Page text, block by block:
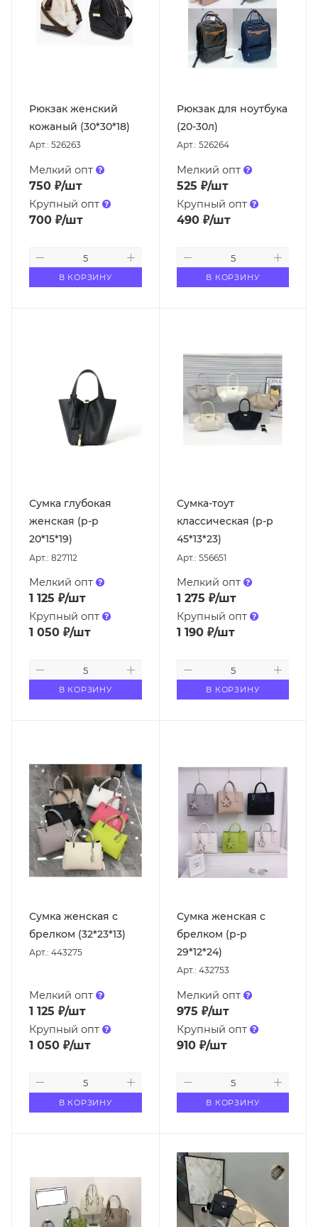
Рюкзак женский
кожаный (30*30*18)
Арт.: 526263
Мелкий опт
750 ₽/шт
Крупный опт
700 ₽/шт
В КОРЗИНУ
Рюкзак для ноутбука
(20-30л)
Арт.: 526264
Мелкий опт
525 ₽/шт
Крупный опт
490₽/шт
В КОРЗИНУ
Сумка глубокая
женская (р-р
20*15*19)
Арт.: 827112
Мелкий опт
1 125 ₽/шт
Крупный опт
1 050 ₽/шт
В КОРЗИНУ
Сумка-тоут
классическая (р-р
45*13*23)
Арт.: 556651
Мелкий опт
1 275 ₽/шт
Крупный опт
1 190₽/шт
В КОРЗИНУ
Сумка женская с
брелком (32*23*13)
Арт.: 443275
Мелкий опт
1 125 ₽/шт
Крупный опт
1 050 ₽/шт
В КОРЗИНУ
Сумка женская с
брелком (р-р
29*12*24)
Арт.: 432753
Мелкий опт
975 ₽/шт
Крупный опт
910₽/шт
В КОРЗИНУ